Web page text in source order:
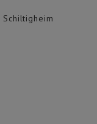
Schiltigheim